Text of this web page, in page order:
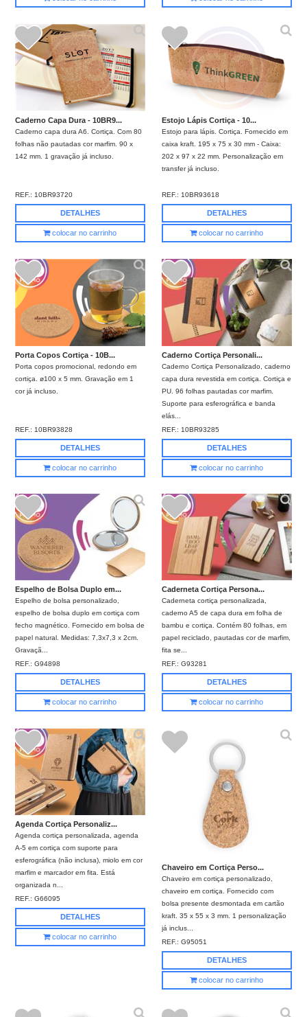
Caderno Capa Dura - 10BR9...
Caderno capa dura A6. Cortiça. Com 80
folhas não pautadas cor marfim. 90 x
142 mm. 1 gravação já incluso.
REF.: 10BR93720
DETALHES
colocar no carrinho
Estojo Lápis Cortiça - 10...
Estojo para lápis. Cortiça. Fornecido em
caixa kraft. 195 x 75 x 30 mm - Caixa:
202 x 97 x 22 mm. Personalização em
transfer já incluso.
REF.: 10BR93618
DETALHES
colocar no carrinho
Porta Copos Cortiça - 10B...
Porta copos promocional, redondo em
cortiça. ø100 x 5 mm. Gravação em 1
cor já incluso.
REF.: 10BR93828
DETALHES
colocar no carrinho
Caderno Cortiça Personali...
Caderno Cortiça Personalizado, caderno
capa dura revestida em cortiça. Cortiça e
PU. 96 folhas pautadas cor marfim.
Suporte para esferográfica e banda
elás...
REF.: 10BR93285
DETALHES
colocar no carrinho
Espelho de Bolsa Duplo em...
Espelho de bolsa personalizado,
espelho de bolsa duplo em cortiça com
fecho magnético. Fornecido em bolsa de
papel natural. Medidas: 7,3x7,3 x 2cm.
Gravaçã...
REF.:G94898
DETALHES
colocar no carrinho
Caderneta Cortiça Persona...
Caderneta cortiça personalizada,
caderno A5 de capa dura em folha de
bambu e cortiça. Contém 80 folhas, em
papel reciclado, pautadas cor de marfim,
fita se...
REF.:G93281
DETALHES
colocar no carrinho
Agenda Cortiça Personaliz...
Agenda cortiça personalizada, agenda
A-5 em cortiça com suporte para
esferográfica (não inclusa), miolo em cor
marfim e marcador em fita. Está
organizada n...
REF.:G66095
DETALHES
colocar no carrinho
Chaveiro em Cortiça Perso...
Chaveiro em cortiça personalizado,
chaveiro em cortiça. Fornecido com
bolsa presente desmontada em cartão
kraft. 35 x 55 x 3 mm. 1 personalização
já inclus...
REF.:G95051
DETALHES
colocar no carrinho